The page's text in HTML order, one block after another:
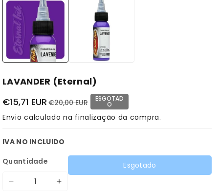
LAVANDER (Eternal)
€15,71 EUR €20,00 EUR ESGOTAD
O
Envio calculado na finalização da compra.
IVA NO INCLUIDO
Quantidade
Diminuir
Aumentar
Esgotado